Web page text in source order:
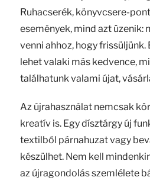
Ruhacserék, könyvcsere-
események, mind azt üzenik:
venni ahhoz, hogy
lehet valaki más kedvence,
találhatunk valami újat,
Az újrahasználat nemcsak
kreatív is. Egy dísztárgy új
textilből párnahuzat vagy
készülhet. Nem kell
az újragondolás szemlélete